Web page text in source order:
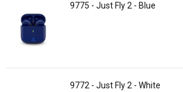
9775 - Just Fly 2 - Blue
9772 - Just Fly 2 - White